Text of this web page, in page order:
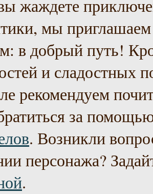
жаждете
мы приглашаем
в добрый путь!
и сладостных
рекомендуем
за
. Возникли
персонажа?
.